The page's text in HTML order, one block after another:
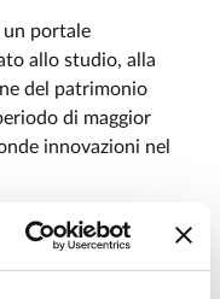
un portale
allo studio, alla
del patrimonio
di maggior
innovazioni nel
documenti,
letteraria e